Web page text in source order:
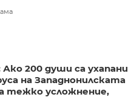
200 души са ухапани
на Западнонилската
тежко усложнение,